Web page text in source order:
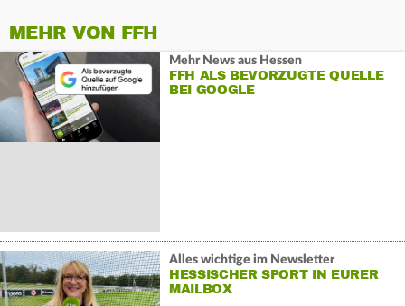
MEHR VON FFH
Mehr News aus Hessen
FFH ALS BEVORZUGTE QUELLE
BEI GOOGLE
Alles wichtige im Newsletter
HESSISCHER SPORT IN EURER
MAILBOX